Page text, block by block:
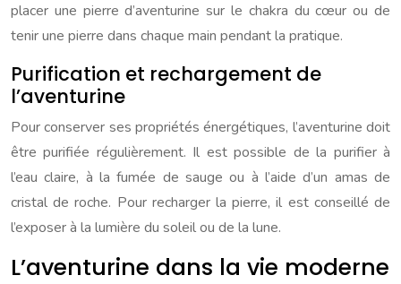
placer une pierre d’aventurine sur le chakra du cœur ou de
tenir une pierre dans chaque main pendant la pratique.
Purification et rechargement de
l’aventurine
Pour conserver ses propriétés énergétiques, l’aventurine doit
être purifiée régulièrement. Il est possible de la purifier à
l’eau claire, à la fumée de sauge ou à l’aide d’un amas de
cristal de roche. Pour recharger la pierre, il est conseillé de
l’exposer à la lumière du soleil ou de la lune.
L’aventurine dans la vie moderne